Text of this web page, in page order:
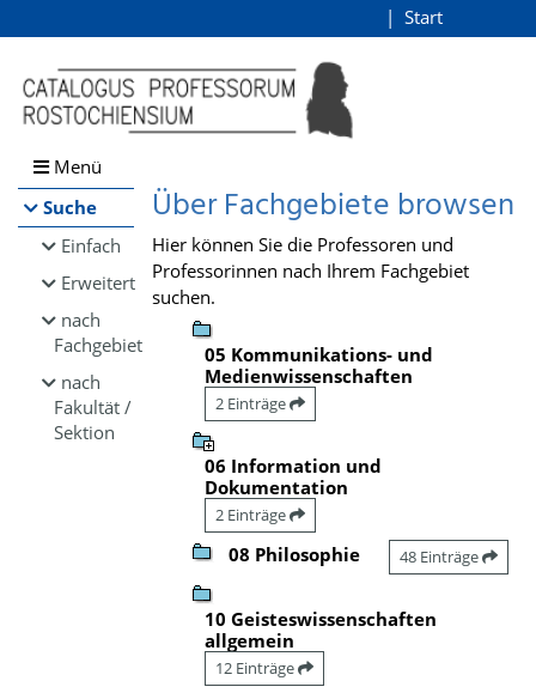
Browsen
direkt zum Inhalt
Start
Menü
Suche
Einfach
Erweitert
nach
Fachgebiet
nach
Fakultät /
Sektion
Über Fachgebiete browsen
Hier können Sie die Professoren und
Professorinnen nach Ihrem Fachgebiet
suchen.
05 Kommunikations- und
Medienwissenschaften
2 Einträge
06 Information und
Dokumentation
2 Einträge
08 Philosophie 48 Einträge
10 Geisteswissenschaften
allgemein
12 Einträge